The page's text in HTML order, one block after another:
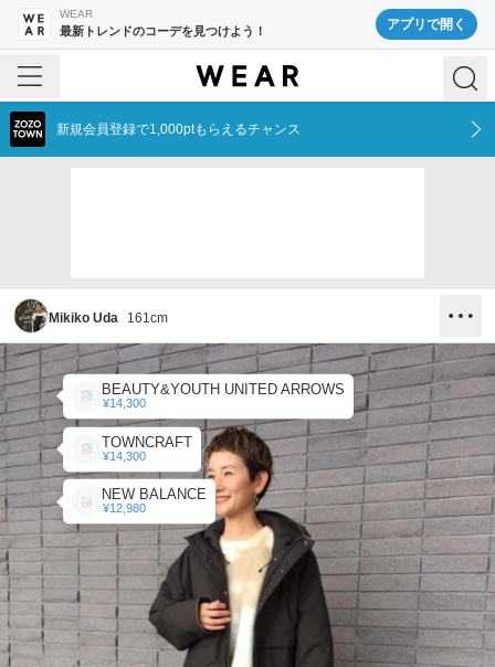
WEAR
最新トレンドのコーデを見つけよう！ アプリで開く
新規会員登録で1,000ptもらえるチャンス
Mikiko Uda 161cm
BEAUTY&YOUTH UNITED ARROWS
¥14,300
TOWNCRAFT
¥14,300
NEW BALANCE
¥12,980